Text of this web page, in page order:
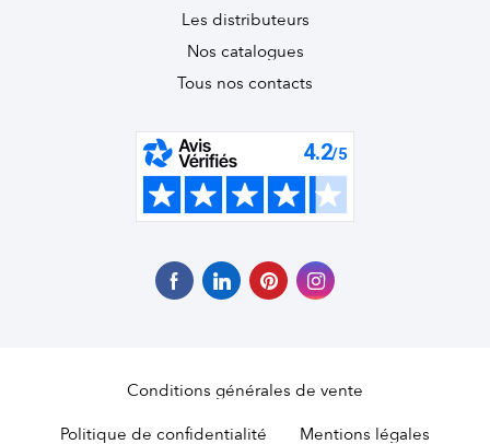
Les distributeurs
Nos catalogues
Tous nos contacts
Conditions générales de vente
Politique de confidentialité Mentions légales